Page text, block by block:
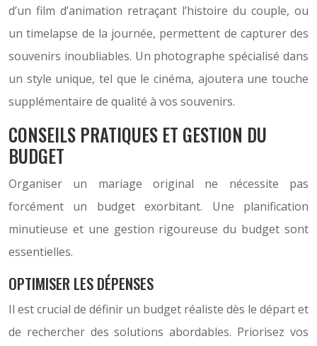
d’un film d’animation retraçant l’histoire du couple, ou
un timelapse de la journée, permettent de capturer des
souvenirs inoubliables. Un photographe spécialisé dans
un style unique, tel que le cinéma, ajoutera une touche
supplémentaire de qualité à vos souvenirs.
CONSEILS PRATIQUES ET GESTION DU
BUDGET
Organiser un mariage original ne nécessite pas
forcément un budget exorbitant. Une planification
minutieuse et une gestion rigoureuse du budget sont
essentielles.
OPTIMISER LES DÉPENSES
Il est crucial de définir un budget réaliste dès le départ et
de rechercher des solutions abordables. Priorisez vos